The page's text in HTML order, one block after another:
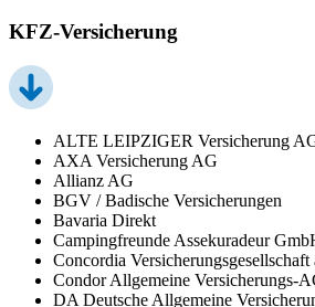
KFZ-Versicherung
ALTE LEIPZIGER Versicherung
AXA Versicherung AG
Allianz AG
BGV / Badische Versicherungen
Bavaria Direkt
Campingfreunde Assekuradeur
Concordia Versicherungsgesellschaft
Condor Allgemeine Versicherungs-
DA Deutsche Allgemeine